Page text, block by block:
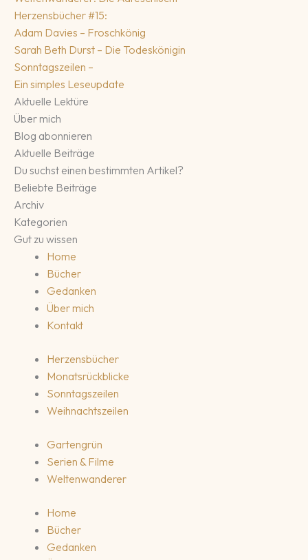
Herzensbücher #15:
Adam Davies – Froschkönig
Sarah Beth Durst – Die Todeskönigin
Sonntagszeilen –
Ein simples Leseupdate
Aktuelle Lektüre
Über mich
Blog abonnieren
Aktuelle Beiträge
Du suchst einen bestimmten Artikel?
Beliebte Beiträge
Archiv
Kategorien
Gut zu wissen
Home
Bücher
Gedanken
Über mich
Kontakt
Herzensbücher
Monatsrückblicke
Sonntagszeilen
Weihnachtszeilen
Gartengrün
Serien & Filme
Weltenwanderer
Home
Bücher
Gedanken